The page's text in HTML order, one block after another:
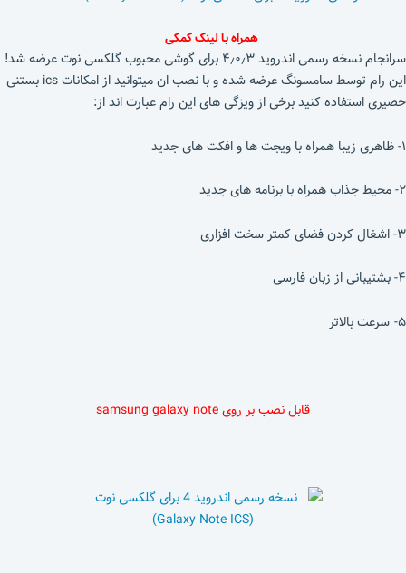
همراه با لینک کمکی
سرانجام نسخه رسمی اندروید ۴٫۰٫۳ برای گوشی محبوب گلکسی نوت عرضه شد!
این رام توسط سامسونگ عرضه شده و با نصب ان میتوانید از امکانات ics بستنی
حصیری استفاده کنید برخی از ویزگی های این رام عبارت اند از:
۱- ظاهری زیبا همراه با ویجت ها و افکت های جدید
۲- محیط جذاب همراه با برنامه های جدید
۳- اشغال کردن فضای کمتر سخت افزاری
۴- بشتیبانی از زبان فارسی
۵- سرعت بالاتر
قابل نصب بر روی samsung galaxy note